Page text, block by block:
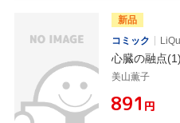
新品
コミック
心臓の融点
美山薫子
¥891 円